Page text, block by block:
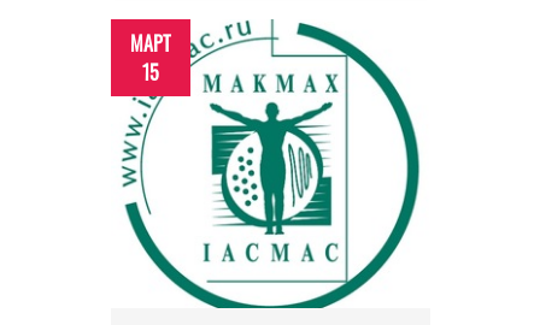
МАРТ
15